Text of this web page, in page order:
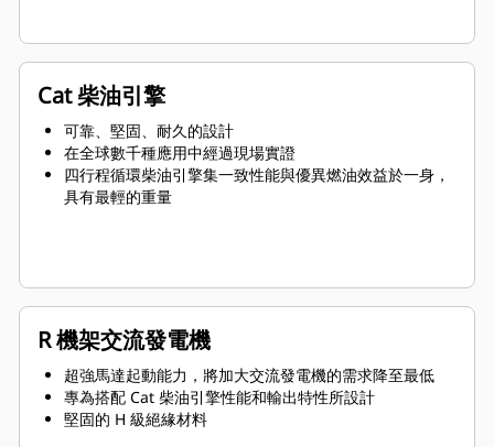
Cat 柴油引擎
可靠、堅固、耐久的設計
在全球數千種應用中經過現場實證
四行程循環柴油引擎集一致性能與優異燃油效益於一身，
具有最輕的重量
R 機架交流發電機
超強馬達起動能力，將加大交流發電機的需求降至最低
專為搭配 Cat 柴油引擎性能和輸出特性所設計
堅固的 H 級絕緣材料